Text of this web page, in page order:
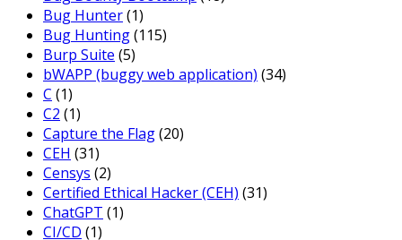
Bug Hunter(1)
Bug Hunting(115)
Burp Suite (5)
bWAPP (buggy web application) (34)
C (1)
C2 (1)
Capture the Flag(20)
CEH (31)
Censys (2)
Certified Ethical Hacker (CEH) (31)
ChatGPT (1)
CI/CD (1)